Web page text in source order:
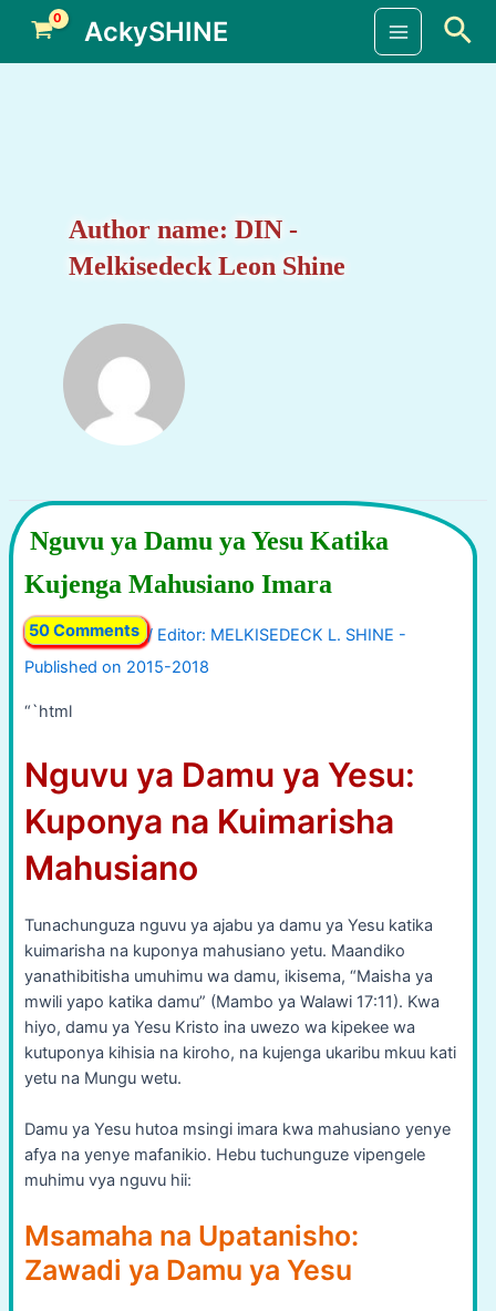
content
AckySHINE
Main
Author name: DIN -
Melkisedeck Leon Shine
Nguvu ya Damu ya Yesu Katika
Kujenga Mahusiano Imara
50 Comments /
“`html
Nguvu ya Damu ya Yesu:
Kuponya na Kuimarisha
Mahusiano
Tunachunguza nguvu ya ajabu ya damu ya Yesu katika
kuimarisha na kuponya mahusiano yetu. Maandiko
yanathibitisha umuhimu wa damu, ikisema, “Maisha ya
mwili yapo katika damu” (Mambo ya Walawi 17:11). Kwa
hiyo, damu ya Yesu Kristo ina uwezo wa kipekee wa
kutuponya kihisia na kiroho, na kujenga ukaribu mkuu kati
yetu na Mungu wetu.
Damu ya Yesu hutoa msingi imara kwa mahusiano yenye
afya na yenye mafanikio. Hebu tuchunguze vipengele
muhimu vya nguvu hii:
Msamaha na Upatanisho:
Zawadi ya Damu ya Yesu